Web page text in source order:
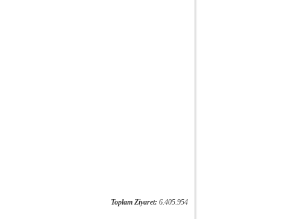
Toplam Ziyaret: 6.405.954